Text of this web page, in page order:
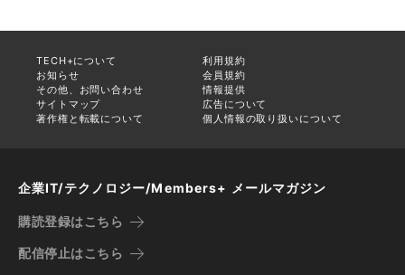
TECH+について
利用規約
お知らせ
会員規約
その他、お問い合わせ
情報提供
サイトマップ
広告について
著作権と転載について
個人情報の取り扱いについて
企業IT/テクノロジー/Members+ メールマガジン
購読登録はこちら
配信停止はこちら